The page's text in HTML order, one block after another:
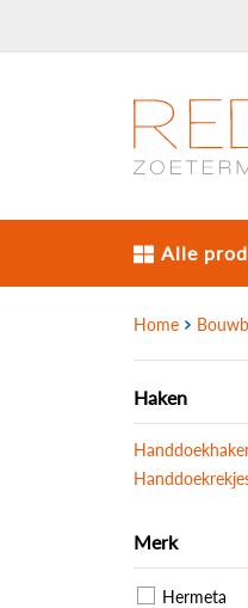
Alle
Home
Haken
Merk
Hermeta